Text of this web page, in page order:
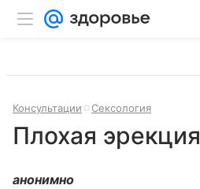
Консультации Сексология
Плохая эрекция
анонимно